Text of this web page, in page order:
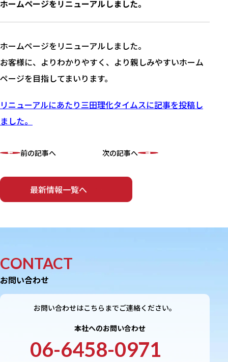
ホームページをリニューアルしました。
ホームページをリニューアルしました。
お客様に、よりわかりやすく、より親しみやすいホーム
ページを目指してまいります。
リニューアルにあたり三田理化タイムスに記事を投稿し
ました。
前の記事へ
最新情報一覧へ
次の記事へ
CONTACT
お問い合わせ
お問い合わせはこちらまでご連絡ください。
本社へのお問い合わせ
06-6458-0971